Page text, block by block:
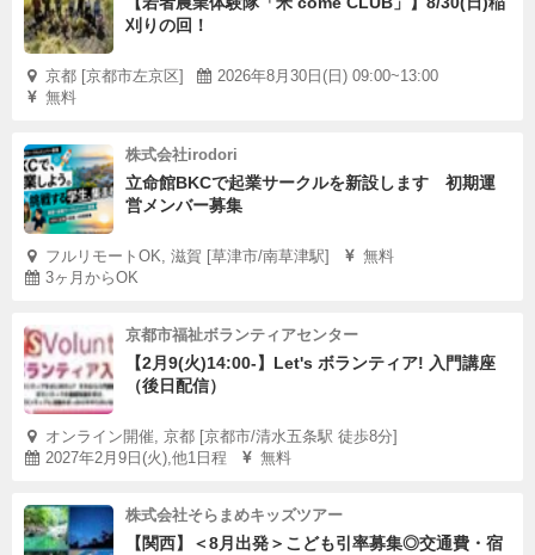
刈りの回！
京都 [京都市左京区]
2026年8月30日(日) 09:00~13:00
無料
株式会社irodori
立命館BKCで起業サークルを新設します 初期運
営メンバー募集
フルリモートOK, 滋賀 [草津市/南草津駅]
無料
3ヶ月からOK
京都市福祉ボランティアセンター
【2月9(火)14:00-】Let's ボランティア! 入門講座
（後日配信）
オンライン開催, 京都 [京都市/清水五条駅 徒歩8分]
2027年2月9日(火),他1日程
無料
株式会社そらまめキッズツアー
【関西】＜8月出発＞こども引率募集◎交通費・宿